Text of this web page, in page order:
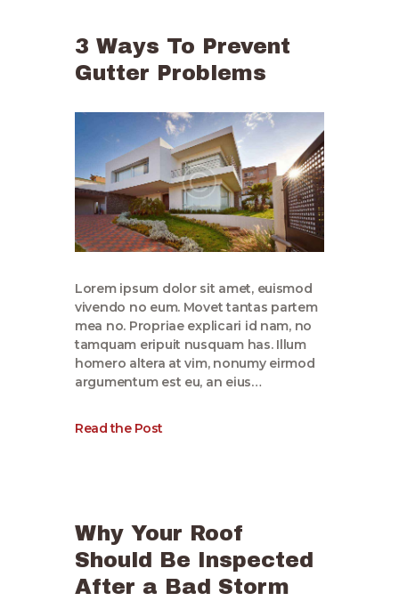
3 Ways To Prevent
Gutter Problems
Lorem ipsum dolor sit amet, euismod
vivendo no eum. Movet tantas partem
mea no. Propriae explicari id nam, no
tamquam eripuit nusquam has. Illum
homero altera at vim, nonumy eirmod
argumentum est eu, an eius…
Read the Post
Why Your Roof
Should Be Inspected
After a Bad Storm